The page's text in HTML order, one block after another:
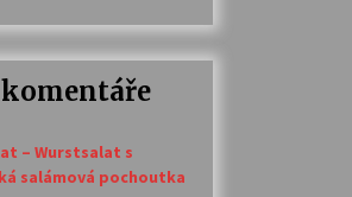
– Wurstsalat s
salámová pochoutka